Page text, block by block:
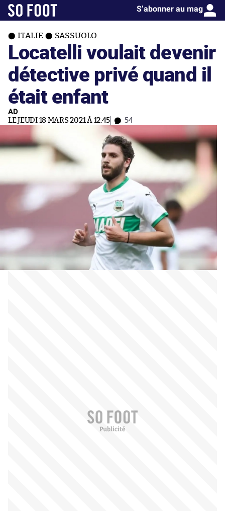
S’abonner au mag
ITALIE SASSUOLO
Locatelli voulait devenir
détective privé quand il
était enfant
AD
LE JEUDI 18 MARS 2021 À 12:45 54